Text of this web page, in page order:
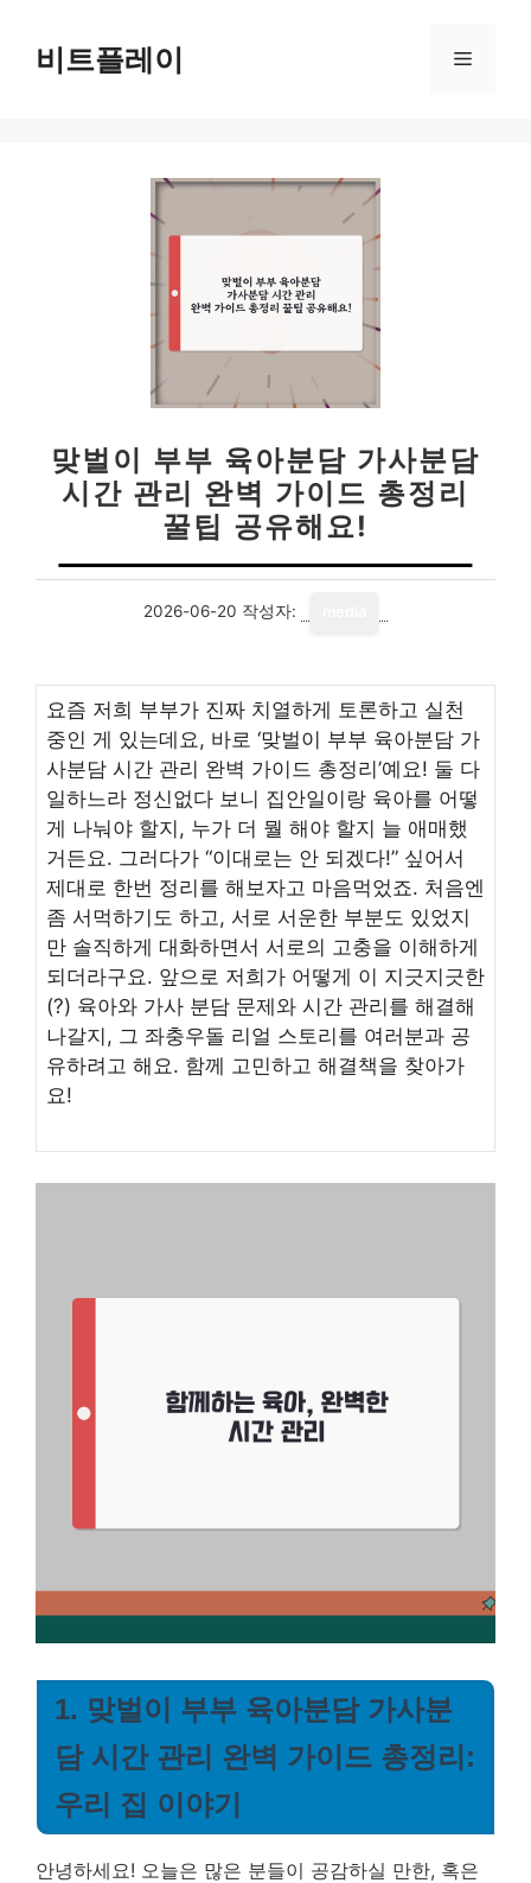
비트플레이 메
맞벌이 부부 육아분담 가사분담
시간 관리 완벽 가이드 총정리
꿀팁 공유해요!
2026-06-20 작성자:
요즘 저희 부부가 진짜 치열하게 토론하고 실천
중인 게 있는데요, 바로 ‘맞벌이 부부 육아분담 가
사분담 시간 관리 완벽 가이드 총정리’예요! 둘 다
일하느라 정신없다 보니 집안일이랑 육아를 어떻
게 나눠야 할지, 누가 더 뭘 해야 할지 늘 애매했
거든요. 그러다가 “이대로는 안 되겠다!” 싶어서
제대로 한번 정리를 해보자고 마음먹었죠. 처음엔
좀 서먹하기도 하고, 서로 서운한 부분도 있었지
만 솔직하게 대화하면서 서로의 고충을 이해하게
되더라구요. 앞으로 저희가 어떻게 이 지긋지긋한
(?) 육아와 가사 분담 문제와 시간 관리를 해결해
나갈지, 그 좌충우돌 리얼 스토리를 여러분과 공
유하려고 해요. 함께 고민하고 해결책을 찾아가
요!
1. 맞벌이 부부 육아분담 가사분
담 시간 관리 완벽 가이드 총정리:
우리 집 이야기
안녕하세요! 오늘은 많은 분들이 공감하실 만한, 혹은